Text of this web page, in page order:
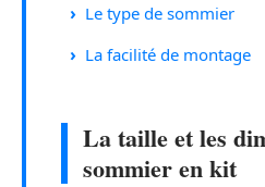
Le type de sommier
La facilité de montage
La taille et les
sommier en kit